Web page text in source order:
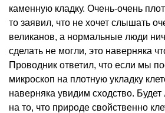
каменную кладку. Очень-очень
то заявил, что не хочет слышать
великанов, а нормальные люди
сделать не могли, это наверняка
Проводник ответил, что если мы
микроскоп на плотную укладку
наверняка увидим сходство. Будет
на то, что природе свойственно